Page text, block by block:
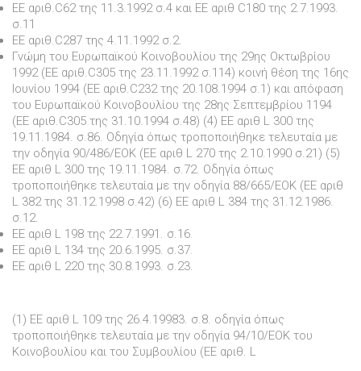
EE αριθ.C62 της 11.3.1992 σ.4 και ΕΕ αριθ C180 της 2.7.1993.
σ.11
EE αριθ.C287 της 4.11.1992 σ.2.
Γνώµη του Ευρωπαϊκού Κοινοβουλίου της 29ης Οκτωβρίου
1992 (EE αριθ.C305 της 23.11.1992 σ.114) κοινή θέση της 16ης
Ιουνίου 1994 (EE αριθ.C232 της 20.108.1994 σ.1) και απόφαση
του Ευρωπαϊκού Κοινοβουλίου της 28ης Σεπτεµβρίου 1194
(EE αριθ.C305 της 31.10.1994 σ.48) (4) ΕΕ αριθ L 300 της
19.11.1984. σ.86. Οδηγία όπως τροποποιήθηκε τελευταία µε
την οδηγία 90/486/ΕΟΚ (ΕΕ αριθ L 270 της 2.10.1990 σ.21) (5)
ΕΕ αριθ L 300 της 19.11.1984. σ.72. Οδηγία όπως
τροποποιήθηκε τελευταία µε την οδηγία 88/665/ΕΟΚ (ΕΕ αριθ
L 382 της 31.12.1998 σ.42) (6) ΕΕ αριθ L 384 της 31.12.1986.
σ.12.
ΕΕ αριθ L 198 της 22.7.1991. σ.16.
ΕΕ αριθ L 134 της 20.6.1995. σ.37.
ΕΕ αριθ L 220 της 30.8.1993. σ.23.
(1) EE αριθ L 109 της 26.4.19983. σ.8. οδηγία όπως
τροποποιήθηκε τελευταία µε την οδηγία 94/10/ΕΟΚ του
Κοινοβουλίου και του Συµβουλίου (ΕΕ αριθ. L